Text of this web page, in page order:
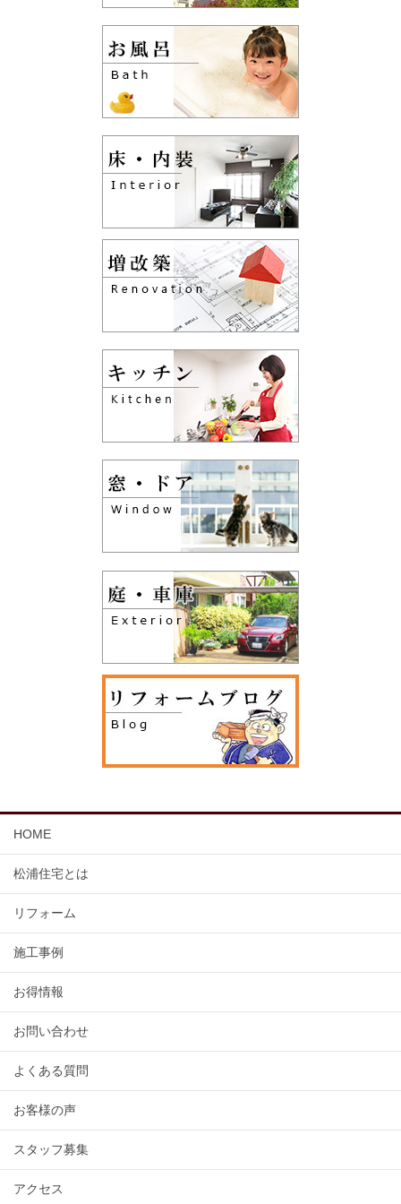
HOME
松浦住宅とは
リフォーム
施工事例
お得情報
お問い合わせ
よくある質問
お客様の声
スタッフ募集
アクセス